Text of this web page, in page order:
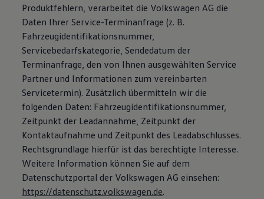
Produktfehlern, verarbeitet die Volkswagen AG die
Daten Ihrer Service-Terminanfrage (z. B.
Fahrzeugidentifikationsnummer,
Servicebedarfskategorie, Sendedatum der
Terminanfrage, den von Ihnen ausgewählten Service
Partner und Informationen zum vereinbarten
Servicetermin). Zusätzlich übermitteln wir die
folgenden Daten: Fahrzeugidentifikationsnummer,
Zeitpunkt der Leadannahme, Zeitpunkt der
Kontaktaufnahme und Zeitpunkt des Leadabschlusses.
Rechtsgrundlage hierfür ist das berechtigte Interesse.
Weitere Information können Sie auf dem
Datenschutzportal der Volkswagen AG einsehen:
https://datenschutz.volkswagen.de.